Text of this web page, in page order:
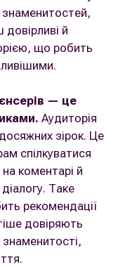
знаменитостей,
й
що робить
— це
Аудиторія
зірок. Це
спілкуватися
коментарі й
Таке
рекомендації
довіряють